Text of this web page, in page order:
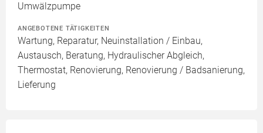
Umwälzpumpe
ANGEBOTENE TÄTIGKEITEN
Wartung, Reparatur, Neuinstallation / Einbau,
Austausch, Beratung, Hydraulischer Abgleich,
Thermostat, Renovierung, Renovierung / Badsanierung,
Lieferung